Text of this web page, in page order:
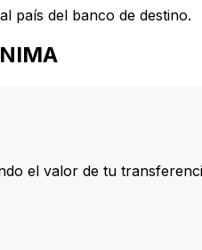
país del banco de destino.
el valor de tu